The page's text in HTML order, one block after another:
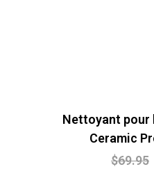
Nettoyant pour
Ceramic
$69.95